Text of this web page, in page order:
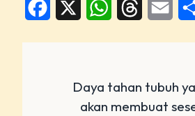
Facebook WhatsApp
Threads
Daya tahan tubuh
akan membuat